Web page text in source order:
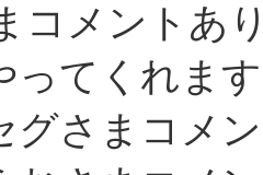
コメントあ
ってくれます
グさまコメ